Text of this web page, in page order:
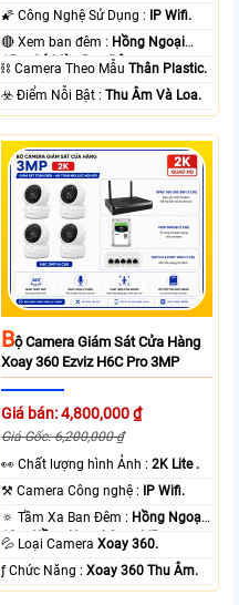
🌠 Công Nghệ Sử Dụng :
IP Wifi.
🔴 Xem ban đêm : Hồng Ngoại
15m Có Màu Ban Ðêm.
⛓ Camera Theo MẫuThân Plastic.
️☣️ Điểm Nỗi Bật :Thu Âm Và Loa.
BỘ Camera Giám Sát Cửa Hàng
Xoay 360 Ezviz H6C Pro 3MP
Giá bán: 4,800,000 ₫
Giá Gốc: 6,200,000 ₫
️👀 Chất lượng hình Ảnh :2K Lite .
⚒ Camera Công nghệ : IP Wifi.
🔅 Tầm Xa Ban Đêm : Hồng Ngoại
10m Hồng Ngoại Smart IR.
💦 Loại CameraXoay 360.
️ƒ Chức Năng :Xoay 360 Thu Âm.